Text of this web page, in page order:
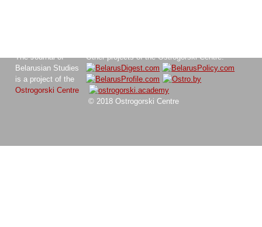
The Journal of
Belarusian Studies
is a project of the
Ostrogorski Centre
Other projects of the Ostrogorski Centre:
© 2018 Ostrogorski Centre